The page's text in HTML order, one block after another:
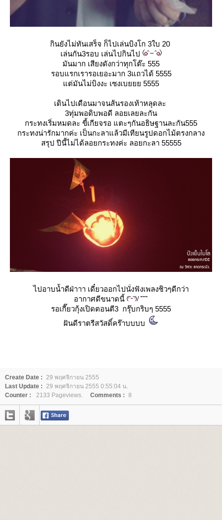
กินยังไม่ทันเสร็จ ก็ไปเล่นบิงโก 3ใบ 20
เล่นกัน3รอบ เล่นไปกินไป
มันมาก เสียงดังกว่าทุกโต๊ะ 555
รอบแรกเรารอเยอะมาก 3แถวได้ 5555
ต่มันไม่บิงงะ เซงเบยยย 5555
เดินไปเดือนมาจนส้นรองเท้าหลุดละ
3ทุ่มพอดิบพอดี ลอยเลยละกัน
กระทงเริ่มหมดละ ขี้เกียจรอ แตะๆกันอธิษฐานละกัน555
กระทงน่ารักมากค่ะ เป็นกะลาแล้วมีเทียนรูปดอกไม้ตรงกลาง
สรุป ปีนี้ไม่ได้ลอยกระทงค่ะ ลอยกะลา 55555
ไปอาบน้ำดีฝ่าาา เดี๋ยวออกไปนั่งฟังเพลงชิวๆดีกว่า
อากาศดีขนาดนี้
รอเกี๊ยวกุ้งเปิดตอนตี3 กรุ๊บกริบๆ 5555
ฝันดีราตรีสวัสดิ์คร๊าบบบบ
Create Date :
29 พฤศจิกายน 2555
Last Update :
29 พฤศจิกายน 2555 0:55:04 น.
Counter :
2133 Pageviews. Comments : 8